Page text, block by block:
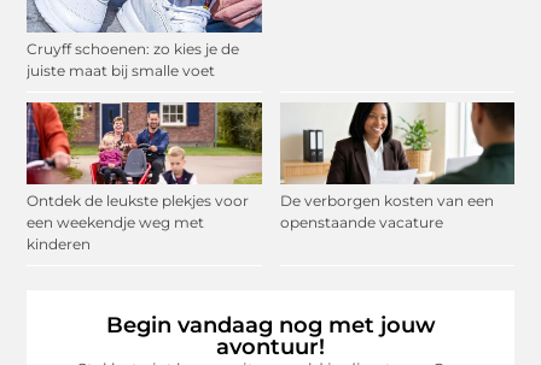
Cruyff schoenen: zo kies je de
juiste maat bij smalle voet
Ontdek de leukste plekjes voor
een weekendje weg met
kinderen
De verborgen kosten van een
openstaande vacature
Begin vandaag nog met jouw
avontuur!